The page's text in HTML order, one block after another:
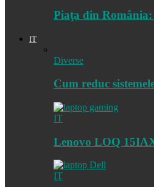
Piaţa din
IT
Diverse
Cum reduc
IT
Lenovo LOQ
IT